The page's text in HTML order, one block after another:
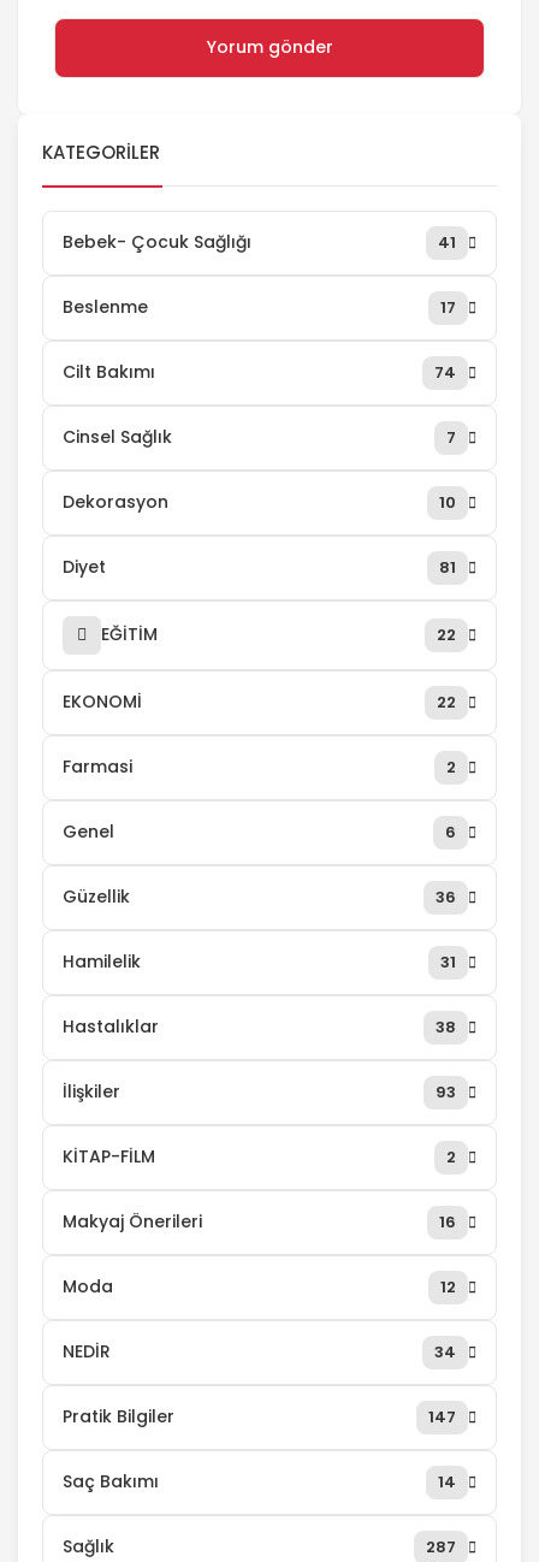
KATEGORILER
Bebek- Çocuk Sağlığı 41
Beslenme 17
Cilt Bakımı 74
Cinsel Sağlık 7
Dekorasyon 10
Diyet 81
EĞİTİM 22
EKONOMİ 22
Farmasi 2
Genel 6
Güzellik 36
Hamilelik 31
Hastalıklar 38
İlişkiler 93
KİTAP-FİLM 2
Makyaj Önerileri 16
Moda 12
NEDİR 34
Pratik Bilgiler 147
Saç Bakımı 14
Sağlık 287